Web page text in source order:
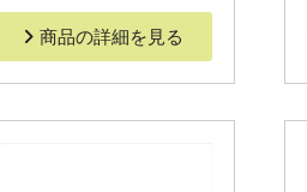
商品の詳細を見る